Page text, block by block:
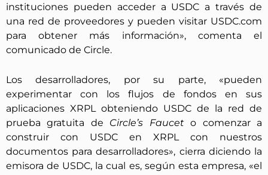
instituciones pueden acceder a USDC a través de
una red de proveedores y pueden visitar USDC.com
para obtener más información», comenta el
comunicado de Circle.
Los desarrolladores, por su parte, «pueden
experimentar con los flujos de fondos en sus
aplicaciones XRPL obteniendo USDC de la red de
prueba gratuita de Circle’s Fauceto comenzar a
construir con USDC en XRPL con nuestros
documentos para desarrolladores», cierra diciendo la
emisora de USDC, la cual es, según esta empresa, «el